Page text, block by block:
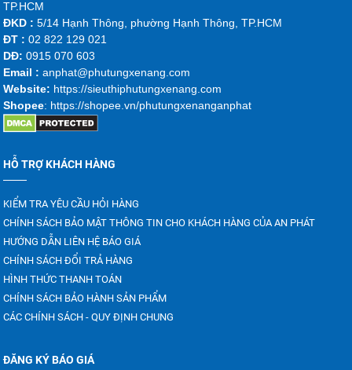
chế tạo từ kim loại và lắp đặt trực tiếp vào phần đuôi
của trục khuỷu động cơ.
Bằng cách giảm thiểu rung động và sốc lực ngay tại
nguồn phát sinh, một bánh đà hoạt động tốt sẽ giảm
đáng kể hao mòn cho các bộ phận đắt tiền khác trong
hệ thống động cơ. Vì thế, việc bạn đầu tư vào một
một bộ phận. Mà nó là một biện pháp bảo dưỡng
hành và sửa chữa trong dài hạn.
TP.HCM
ĐKD :5/14 Hạnh Thông, phường Hạnh Thông, TP.HCM
ĐT : 02 822 129 021
DĐ:0915 070 603
Email :anphat@phutungxenang.com
Website: https://sieuthiphutungxenang.com
Shopee: https://shopee.vn/phutungxenanganphat
HỖ TRỢ KHÁCH HÀNG
KIỂM TRA YÊU CẦU HỎI HÀNG
CHÍNH SÁCH BẢO MẬT THÔNG TIN CHO KHÁCH HÀNG CỦA AN PHÁT
HƯỚNG DẪN LIÊN HỆ BÁO GIÁ
CHÍNH SÁCH ĐỔI TRẢ HÀNG
HÌNH THỨC THANH TOÁN
CHÍNH SÁCH BẢO HÀNH SẢN PHẨM
CÁC CHÍNH SÁCH - QUY ĐỊNH CHUNG
ĐĂNG KÝ BÁO GIÁ